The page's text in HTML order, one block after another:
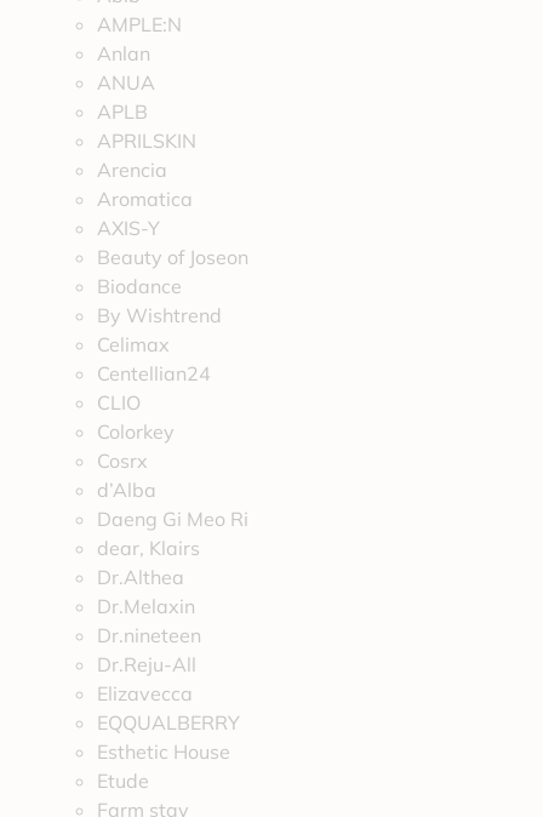
AMPLE:N
Anlan
ANUA
APLB
APRILSKIN
Arencia
Aromatica
AXIS-Y
Beauty of Joseon
Biodance
By Wishtrend
Celimax
Centellian24
CLIO
Colorkey
Cosrx
d’Alba
Daeng Gi Meo Ri
dear, Klairs
Dr.Althea
Dr.Melaxin
Dr.nineteen
Dr.Reju-All
Elizavecca
EQQUALBERRY
Esthetic House
Etude
Farm stay